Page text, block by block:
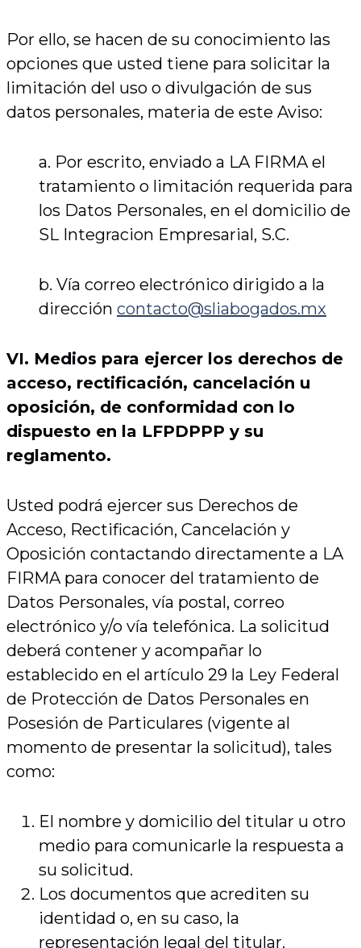
Por ello, se hacen de su conocimiento las
opciones que usted tiene para solicitar la
limitación del uso o divulgación de sus
datos personales, materia de este Aviso:
a. Por escrito, enviado a LA FIRMA el
tratamiento o limitación requerida para
los Datos Personales, en el domicilio de
SL Integracion Empresarial, S.C.
b. Vía correo electrónico dirigido a la
dirección contacto@sliabogados.mx
VI. Medios para ejercer los derechos de
acceso, rectificación, cancelación u
oposición, de conformidad con lo
dispuesto en la LFPDPPP y su
reglamento.
Usted podrá ejercer sus Derechos de
Acceso, Rectificación, Cancelación y
Oposición contactando directamente a LA
FIRMA para conocer del tratamiento de
Datos Personales, vía postal, correo
electrónico y/o vía telefónica. La solicitud
deberá contener y acompañar lo
establecido en el artículo 29 la Ley Federal
de Protección de Datos Personales en
Posesión de Particulares (vigente al
momento de presentar la solicitud), tales
como:
El nombre y domicilio del titular u otro
medio para comunicarle la respuesta a
su solicitud.
Los documentos que acrediten su
identidad o, en su caso, la
representación legal del titular.